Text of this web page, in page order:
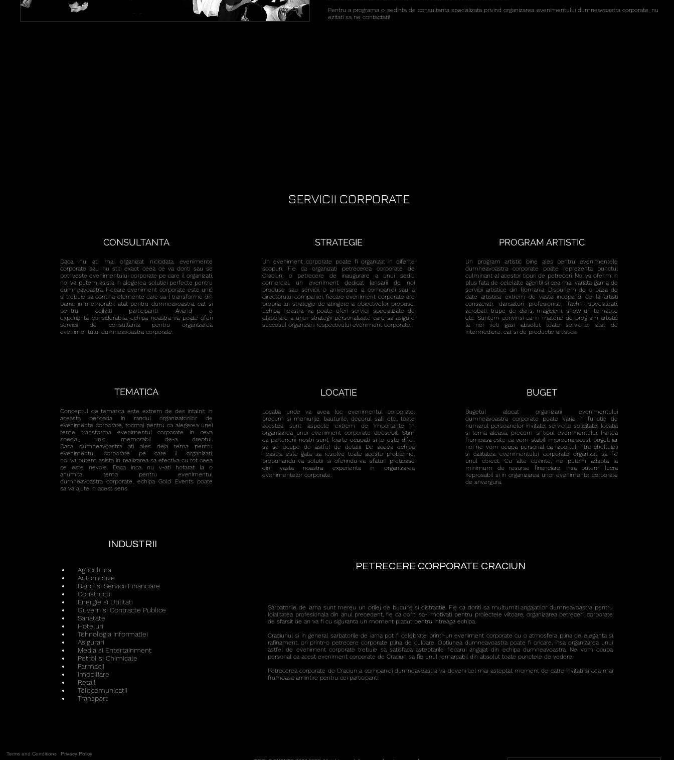
Pentru a programa o sedinta de consultanta specializata privind organizarea evenimentului dumneavoastra corporate, nu
ezitati sa ne contactati!
SERVICII CORPORATE
CONSULTANTA
Daca nu ati mai organizat niciodata evenimente
corporate sau nu stiti exact ceea ce va doriti sau se
potriveste evenimentului corporate pe care il organizati,
noi va putem asista in alegerea solutiei perfecte pentru
dumneavoastra. Fiecare eveniment corporate este unic
si trebuie sa contina elemente care sa-l transforme din
banal in memorabil atat pentru dumneavoastra, cat si
pentru ceilalti participanti. Avand o
experienta considerabila, echipa noastra va poate oferi
servicii de consultanta pentru organizarea
evenimentului dumneavoastra corporate.
STRATEGIE
Un eveniment corporate poate fi organizat in diferite
scopuri. Fie ca organizati petrecerea corporate de
Craciun, o petrecere de inaugurare a unui sediu
comercial, un eveniment dedicat lansarii de noi
produse sau servicii, o aniversare a companiei sau a
directorului companiei, fiecare eveniment corporate are
propria lui strategie de atingere a obiectivelor propuse.
Echipa noastra va poate oferi servicii specializate de
elaborare a unor strategii personalizate care sa asigure
succesul organizarii respectivului eveniment corporate.
PROGRAM ARTISTIC
Un program artistic bine ales pentru evenimentele
dumneavoastra corporate poate reprezenta punctul
culminant al acestor tipuri de petreceri. Noi va oferim in
plus fata de celelalte agentii si cea mai variata gama de
servicii artistice din Romania. Dispunem de o baza de
date artistica extrem de vasta incepand de la artisti
consacrati, dansatori profesionisti, fachiri specializati,
acrobati, trupe de dans, magicieni, show-uri tematice
etc. Suntem convinsi ca in materie de program artistic
la noi veti gasi absolut toate serviciile, atat de
intermediere, cat si de productie artistica.
TEMATICA
Conceptul de tematica este extrem de des intalnit in
aceasta perioada in randul organizatorilor de
evenimente corporate, tocmai pentru ca alegerea unei
teme transforma evenimentul corporate in ceva
special, unic, memorabil de-a dreptul.
Daca dumneavoastra ati ales deja tema pentru
evenimentul corporate pe care il organizati,
noi va putem asista in realizarea sa efectiva cu tot ceea
ce este nevoie. Daca inca nu v-ati hotarat la o
anumita tema pentru evenimentul
dumneavoastra corporate, echipa Gold Events poate
sa va ajute in acest sens.
LOCATIE
Locatia unde va avea loc evenimentul corporate,
precum si meniurile, bauturile, decorul salii etc., toate
acestea sunt aspecte extrem de importante in
organizarea unui eveniment corporate deosebit. Stim
ca partenerii nostri sunt foarte ocupati si le este dificil
sa se ocupe de astfel de detalii. De aceea echipa
noastra este gata sa rezolve toate aceste probleme,
propunandu-va solutii si oferindu-va sfaturi pretioase
din vasta noastra experienta in organizarea
evenimentelor corporate.
BUGET
Bugetul alocat organizarii evenimentului
dumneavoastra corporate poate varia in functie de
numarul persoanelor invitate, serviciile solicitate, locatia
si tema aleasa, precum si tipul evenimentului. Partea
frumoasa este ca vom stabili impreuna acest buget, iar
noi ne vom ocupa personal ca raportul intre cheltuieli
si calitatea evenimentului corporate organizat sa fie
unul corect. Cu alte cuvinte, ne putem adapta la
minimum de resurse financiare, insa putem lucra
ireprosabil si in organizarea unor evenimente corporate
de anvergura.
INDUSTRII
Agricultura
Automotive
Banci si Servicii Financiare
Constructii
Energie si Utilitati
Guvern si Contracte Publice
Sanatate
Hoteluri
Tehnologia Informatiei
Asigurari
Media si Entertainment
Petrol si Chimicale
Farmacii
Imobiliare
Retail
Telecomunicatii
Transport
PETRECERE CORPORATE CRACIUN
Sarbatorile de iarna sunt mereu un prilej de bucurie si distractie. Fie ca doriti sa multumiti angajatilor dumneavoastra pentru
loialitatea profesionala din anul precedent, fie ca doriti sa-i motivati pentru proiectele viitoare, organizarea petrecerii corporate
de sfarsit de an va fi cu siguranta un moment placut pentru intreaga echipa.
Craciunul si in general sarbatorile de iarna pot fi celebrate printr-un eveniment corporate cu o atmosfera plina de eleganta si
rafinament, ori printr-o petrecere corporate plina de culoare. Optiunea dumneavoastra poate fi oricare, insa organizarea unui
astfel de eveniment corporate trebuie sa satisfaca asteptarile fiecarui angajat din echipa dumneavoastra. Ne vom ocupa
personal ca acest eveniment corporate de Craciun sa fie unul remarcabil din absolut toate punctele de vedere.
Petrecerea corporate de Craciun a companiei dumneavoastra va deveni cel mai asteptat moment de catre invitati si cea mai
frumoasa amintire pentru cei participanti.
Terms and Conditions
Privacy Policy